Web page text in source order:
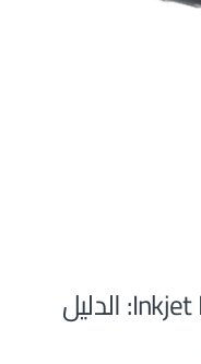
مكينه طباعة بالبخ Inkjet Printing: الدليل